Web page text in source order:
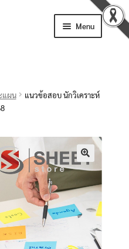
Menu
แผน
แนวข้อสอบ นักวิเคราะห์
🔍